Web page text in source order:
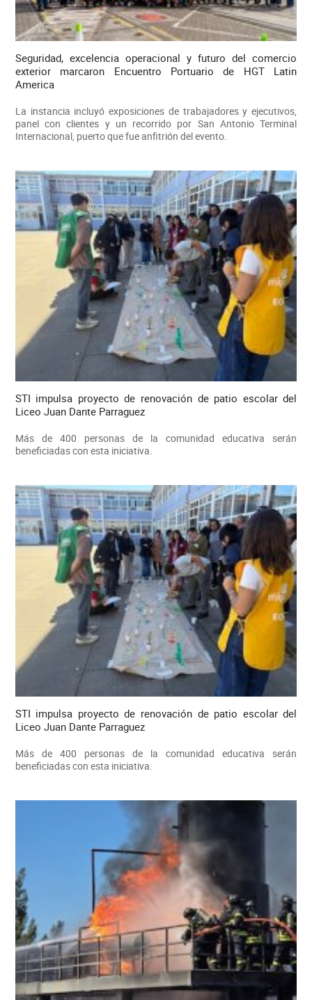
Seguridad, excelencia operacional y futuro del comercio
exterior marcaron Encuentro Portuario de HGT Latin
America
La instancia incluyó exposiciones de trabajadores y ejecutivos,
panel con clientes y un recorrido por San Antonio Terminal
Internacional, puerto que fue anfitrión del evento.
STI impulsa proyecto de renovación de patio escolar del
Liceo Juan Dante Parraguez
Más de 400 personas de la comunidad educativa serán
beneficiadas con esta iniciativa.
STI impulsa proyecto de renovación de patio escolar del
Liceo Juan Dante Parraguez
Más de 400 personas de la comunidad educativa serán
beneficiadas con esta iniciativa.